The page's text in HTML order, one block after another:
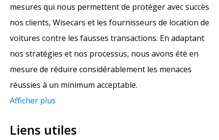
mesures qui nous permettent de protéger avec succès
nos clients, Wisecars et les fournisseurs de location de
voitures contre les fausses transactions. En adaptant
nos stratégies et nos processus, nous avons été en
mesure de réduire considérablement les menaces
réussies à un minimum acceptable.
Afficher plus
Liens utiles